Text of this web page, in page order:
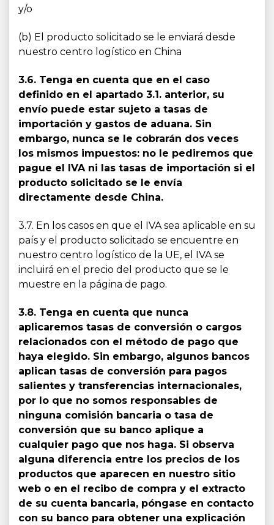
y/o
(b) El producto solicitado se le enviará desde
nuestro centro logístico en China
3.6. Tenga en cuenta que en el caso
definido en el apartado 3.1. anterior, su
envío puede estar sujeto a tasas de
importación y gastos de aduana. Sin
embargo, nunca se le cobrarán dos veces
los mismos impuestos: no le pediremos que
pague el IVA ni las tasas de importación si el
producto solicitado se le envía
directamente desde China.
3.7. En los casos en que el IVA sea aplicable en su
país y el producto solicitado se encuentre en
nuestro centro logístico de la UE, el IVA se
incluirá en el precio del producto que se le
muestre en la página de pago.
3.8. Tenga en cuenta que nunca
aplicaremos tasas de conversión o cargos
relacionados con el método de pago que
haya elegido. Sin embargo, algunos bancos
aplican tasas de conversión para pagos
salientes y transferencias internacionales,
por lo que no somos responsables de
ninguna comisión bancaria o tasa de
conversión que su banco aplique a
cualquier pago que nos haga. Si observa
alguna diferencia entre los precios de los
productos que aparecen en nuestro sitio
web o en el recibo de compra y el extracto
de su cuenta bancaria, póngase en contacto
con su banco para obtener una explicación